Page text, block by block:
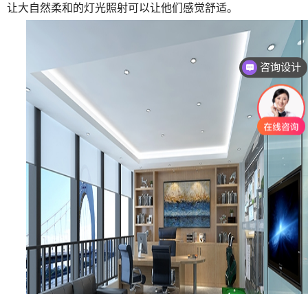
让大自然柔和的灯光照射可以让他们感觉舒适。
咨询设计